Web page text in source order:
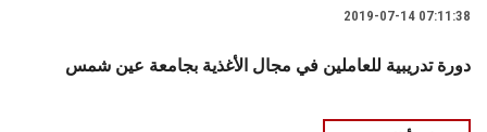
2019-07-14 07:11:38
دورة تدريبية للعاملين في مجال الأغذية بجامعة عين شمس